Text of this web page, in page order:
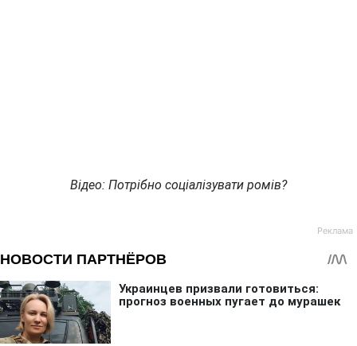
Відео: Потрібно соціалізувати ромів?